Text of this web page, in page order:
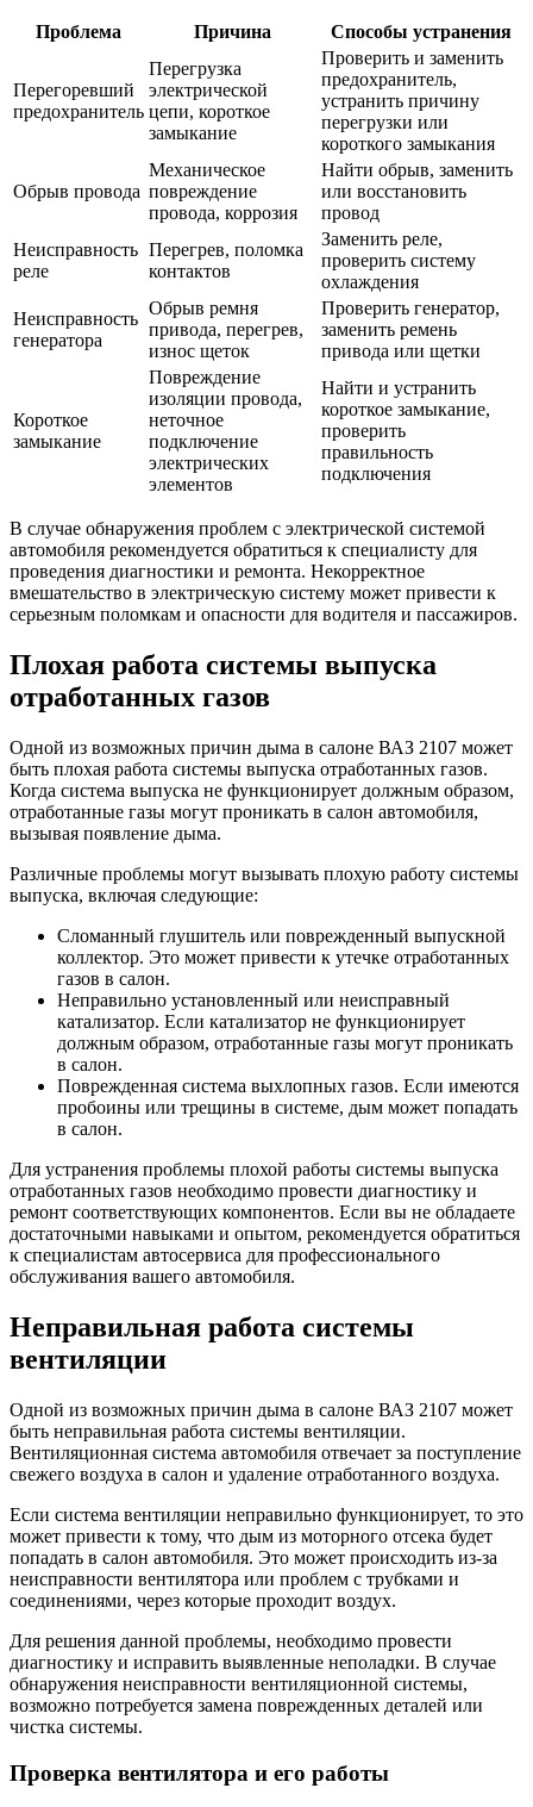
Проблема Причина Способы устранения
Перегоревший
предохранитель
Перегрузка
электрической
цепи, короткое
замыкание
Проверить и заменить
предохранитель,
устранить причину
перегрузки или
короткого замыкания
Обрыв провода
Механическое
повреждение
провода, коррозия
Найти обрыв, заменить
или восстановить
провод
Неисправность
реле
Перегрев, поломка
контактов
Заменить реле,
проверить систему
охлаждения
Неисправность
генератора
Обрыв ремня
привода, перегрев,
износ щеток
Проверить генератор,
заменить ремень
привода или щетки
Короткое
замыкание
Повреждение
изоляции провода,
неточное
подключение
электрических
элементов
Найти и устранить
короткое замыкание,
проверить
правильность
подключения
В случае обнаружения проблем с электрической системой
автомобиля рекомендуется обратиться к специалисту для
проведения диагностики и ремонта. Некорректное
вмешательство в электрическую систему может привести к
серьезным поломкам и опасности для водителя и пассажиров.
Плохая работа системы выпуска
отработанных газов
Одной из возможных причин дыма в салоне ВАЗ 2107 может
быть плохая работа системы выпуска отработанных газов.
Когда система выпуска не функционирует должным образом,
отработанные газы могут проникать в салон автомобиля,
вызывая появление дыма.
Различные проблемы могут вызывать плохую работу системы
выпуска, включая следующие:
Сломанный глушитель или поврежденный выпускной
коллектор. Это может привести к утечке отработанных
газов в салон.
Неправильно установленный или неисправный
катализатор. Если катализатор не функционирует
должным образом, отработанные газы могут проникать
в салон.
Поврежденная система выхлопных газов. Если имеются
пробоины или трещины в системе, дым может попадать
в салон.
Для устранения проблемы плохой работы системы выпуска
отработанных газов необходимо провести диагностику и
ремонт соответствующих компонентов. Если вы не обладаете
достаточными навыками и опытом, рекомендуется обратиться
к специалистам автосервиса для профессионального
обслуживания вашего автомобиля.
Неправильная работа системы
вентиляции
Одной из возможных причин дыма в салоне ВАЗ 2107 может
быть неправильная работа системы вентиляции.
Вентиляционная система автомобиля отвечает за поступление
свежего воздуха в салон и удаление отработанного воздуха.
Если система вентиляции неправильно функционирует, то это
может привести к тому, что дым из моторного отсека будет
попадать в салон автомобиля. Это может происходить из-за
неисправности вентилятора или проблем с трубками и
соединениями, через которые проходит воздух.
Для решения данной проблемы, необходимо провести
диагностику и исправить выявленные неполадки. В случае
обнаружения неисправности вентиляционной системы,
возможно потребуется замена поврежденных деталей или
чистка системы.
Проверка вентилятора и его работы